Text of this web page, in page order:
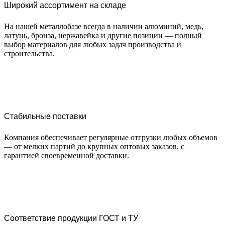
Широкий ассортимент на складе
На нашей металлобазе всегда в наличии алюминий, медь,
латунь, бронза, нержавейка и другие позиции — полный
выбор материалов для любых задач производства и
строительства.
Стабильные поставки
Компания обеспечивает регулярные отгрузки любых объемов
— от мелких партий до крупных оптовых заказов, с
гарантией своевременной доставки.
Соответствие продукции ГОСТ и ТУ